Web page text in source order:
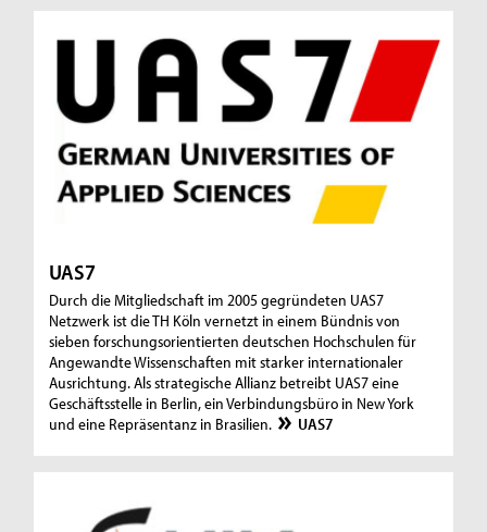
UAS7
Durch die Mitgliedschaft im 2005 gegründeten UAS7
Netzwerk ist die TH Köln vernetzt in einem Bündnis von
sieben forschungsorientierten deutschen Hochschulen für
Angewandte Wissenschaften mit starker internationaler
Ausrichtung. Als strategische Allianz betreibt UAS7 eine
Geschäftsstelle in Berlin, ein Verbindungsbüro in New York
und eine Repräsentanz in Brasilien.
UAS7